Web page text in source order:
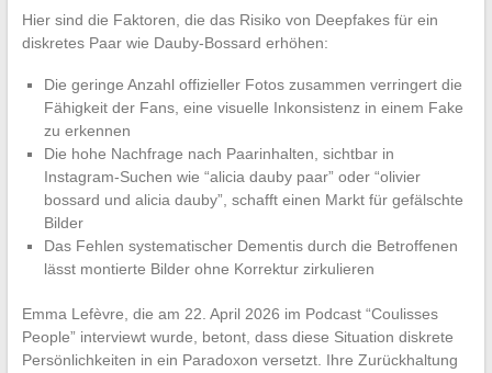
Hier sind die Faktoren, die das Risiko von Deepfakes für ein
diskretes Paar wie Dauby-Bossard erhöhen:
Die geringe Anzahl offizieller Fotos zusammen verringert die
Fähigkeit der Fans, eine visuelle Inkonsistenz in einem Fake
zu erkennen
Die hohe Nachfrage nach Paarinhalten, sichtbar in
Instagram-Suchen wie “alicia dauby paar” oder “olivier
bossard und alicia dauby”, schafft einen Markt für gefälschte
Bilder
Das Fehlen systematischer Dementis durch die Betroffenen
lässt montierte Bilder ohne Korrektur zirkulieren
Emma Lefèvre, die am 22. April 2026 im Podcast “Coulisses
People” interviewt wurde, betont, dass diese Situation diskrete
Persönlichkeiten in ein Paradoxon versetzt. Ihre Zurückhaltung